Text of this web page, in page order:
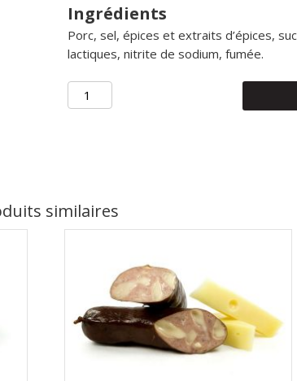
Ingrédients
Porc, sel, épices et extraits d’épices,
lactiques, nitrite de sodium, fumée.
quantité
PEPERETTE
similaires